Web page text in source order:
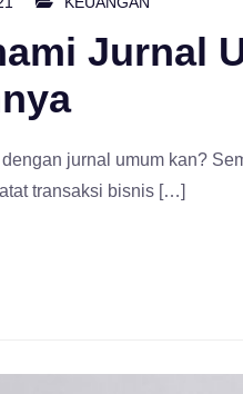
Jurnal
jurnal umum kan?
transaksi bisnis […]